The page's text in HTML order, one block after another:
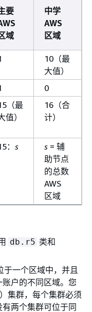
要
域
中学
AWS
区域
10（最
大值）
0
（最
值）
16（合
计）
： s s = 辅
助节点
的总数
AWS
区域
db.r5 类和
一个区域中，并且
户的不同区域。您
集群，每个集群必须
两个集群可位于同